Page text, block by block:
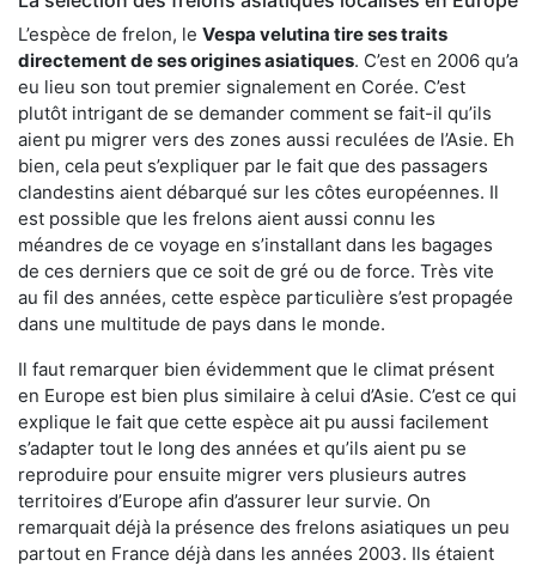
L’espèce de frelon, le Vespa velutina tire ses traits
directement de ses origines asiatiques. C’est en 2006 qu’a
eu lieu son tout premier signalement en Corée. C’est
plutôt intrigant de se demander comment se fait-il qu’ils
aient pu migrer vers des zones aussi reculées de l’Asie. Eh
bien, cela peut s’expliquer par le fait que des passagers
clandestins aient débarqué sur les côtes européennes. Il
est possible que les frelons aient aussi connu les
méandres de ce voyage en s’installant dans les bagages
de ces derniers que ce soit de gré ou de force. Très vite
au fil des années, cette espèce particulière s’est propagée
dans une multitude de pays dans le monde.
Il faut remarquer bien évidemment que le climat présent
en Europe est bien plus similaire à celui d’Asie. C’est ce qui
explique le fait que cette espèce ait pu aussi facilement
s’adapter tout le long des années et qu’ils aient pu se
reproduire pour ensuite migrer vers plusieurs autres
territoires d’Europe afin d’assurer leur survie. On
remarquait déjà la présence des frelons asiatiques un peu
partout en France déjà dans les années 2003. Ils étaient